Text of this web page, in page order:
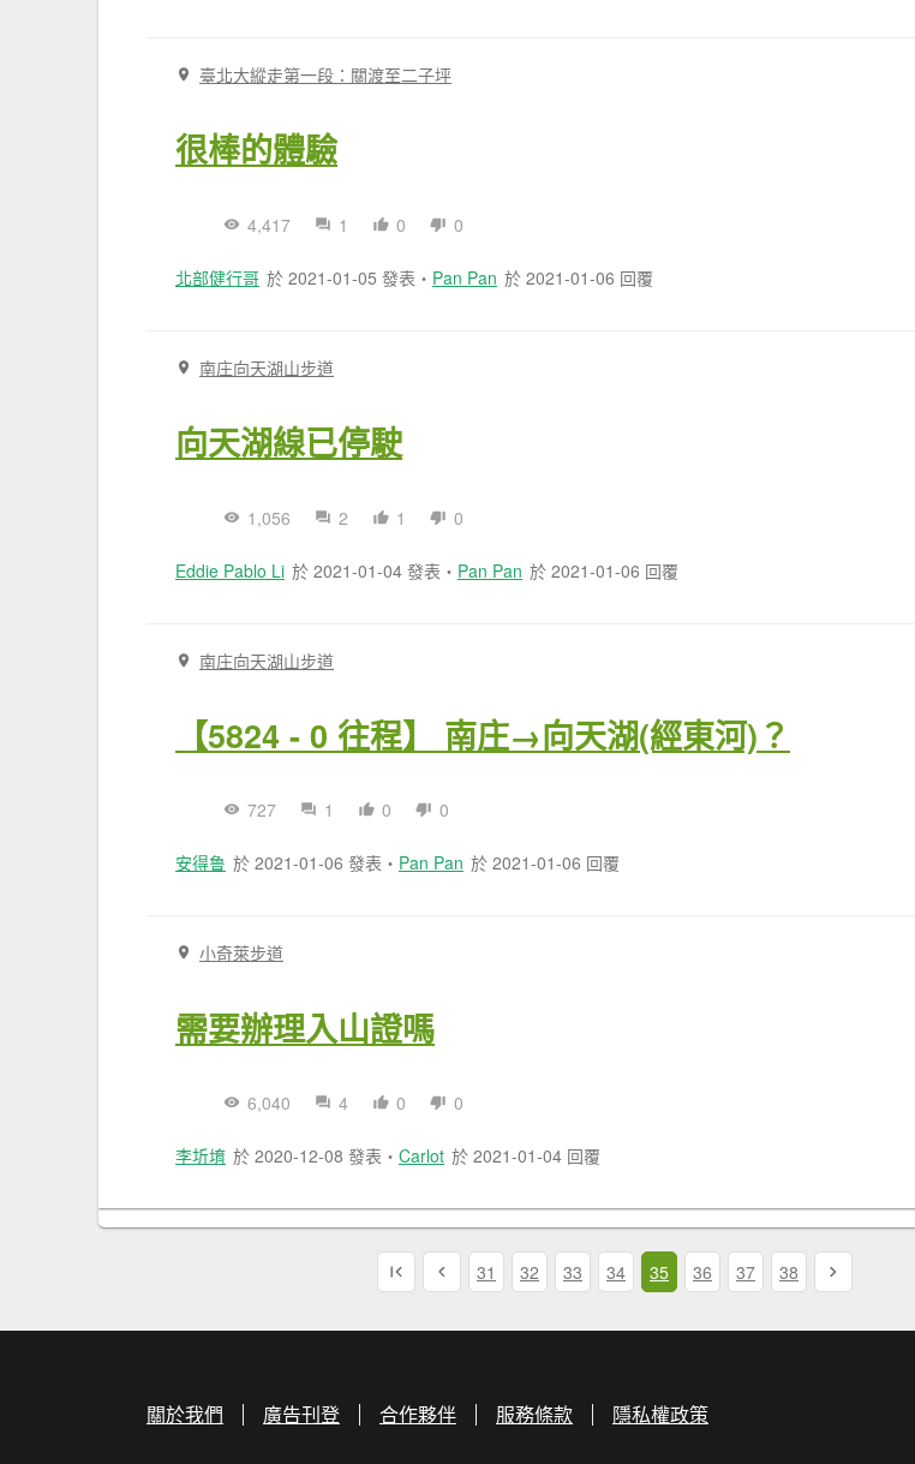
臺北大縱走第一段：關渡至二子坪
很棒的體驗
4,417 1 0 0
北部健行哥 於 2021-01-05 發表 ・ Pan Pan 於 2021-01-06 回覆
南庄向天湖山步道
向天湖線已停駛
1,056 2 1 0
Eddie Pablo Li 於 2021-01-04 發表 ・ Pan Pan 於 2021-01-06 回覆
南庄向天湖山步道
【5824 - 0 往程】 南庄→向天湖(經東河)？
727 1 0 0
安得鲁 於 2021-01-06 發表 ・ Pan Pan 於 2021-01-06 回覆
小奇萊步道
需要辦理入山證嗎
6,040 4 0 0
李圻堉 於 2020-12-08 發表 ・ Carlot 於 2021-01-04 回覆
31 32 33 34 35 36 37 38
關於我們 廣告刊登 合作夥伴 服務條款 隱私權政策